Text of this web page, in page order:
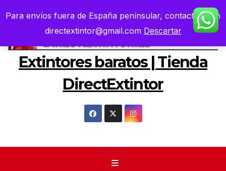
Para envíos fuera de España penínsular, contacten con
directextintor@gmail.com Descartar
Extintores baratos | Tienda
DirectExtintor